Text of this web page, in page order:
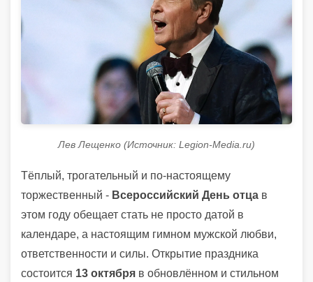
Лев Лещенко (Источник: Legion-Media.ru)
Тёплый, трогательный и по-настоящему
торжественный - Всероссийский День отца в
этом году обещает стать не просто датой в
календаре, а настоящим гимном мужской любви,
ответственности и силы. Открытие праздника
состоится 13 октября в обновлённом и стильном